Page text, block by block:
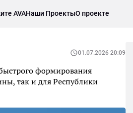
AVAНаши ПроектыО проекте
01.07.2026 20:09
формирования
так и для Республики